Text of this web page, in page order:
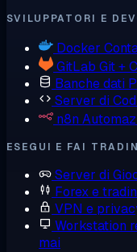
SVILUPPATORI E
Docker
GitLab Git +
Banche dati
Server di
n8n
ESEGUI E FAI
Server di
Forex e
VPN e
Workstation
mai